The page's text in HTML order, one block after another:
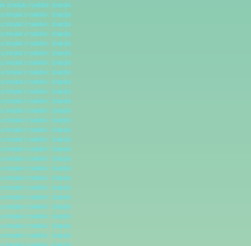
imalatı, yedek parça
imalatı,yedek parça
imalatı,yedek parça
imalatı,yedek parça
imalatı,yedek parça
imalatı,yedek parça
imalatı,yedek parça
imalatı,yedek parça
imalatı,yedek parça
imalatı,yedek parça
imalatı,yedek parça
imalatı,yedek parça
imalatı,yedek parça
imalatı,yedek parça
imalatı,yedek parça
imalatı,yedek parça
imalatı,yedek parça
imalatı,yedek parça
imalatı,yedek parça
imalatı,yedek parça
imalatı,yedek parça
imalatı,yedek parça
imalatı,yedek parça
imalatı,yedek parça
imalatı,yedek parça